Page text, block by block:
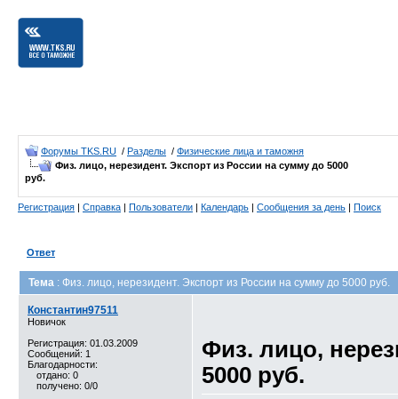
Форумы TKS.RU / Разделы / Физические лица и таможня
Физ. лицо, нерезидент. Экспорт из России на сумму до 5000
руб.
Регистрация | Справка | Пользователи | Календарь | Сообщения за день | Поиск
Ответ
Тема : Физ. лицо, нерезидент. Экспорт из России на сумму до 5000 руб.
Константин97511
Новичок
Регистрация: 01.03.2009
Сообщений: 1
Благодарности:
отдано: 0
получено: 0/0
Физ. лицо,
5000 руб.